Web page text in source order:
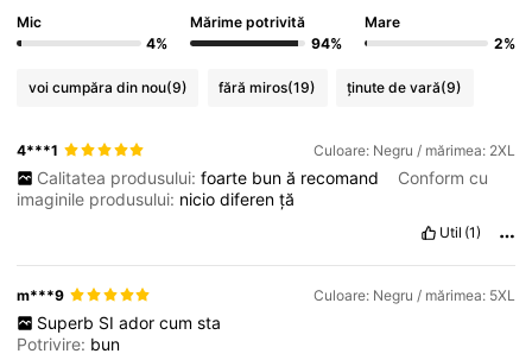
Mic
4%
Mărime potrivită
94%
Mare
2%
voi cumpăra din nou(9) fără miros(19) ținute de vară(9)
4***1 Culoare: Negru / mărimea: 2XL
Calitatea produsului: foarte bun ă recomand
Conform cu
imaginile produsului: niciodiferență
Util (1)
m***9 Culoare: Negru / mărimea: 5XL
Superb SI ador cum sta
Potrivire: bun